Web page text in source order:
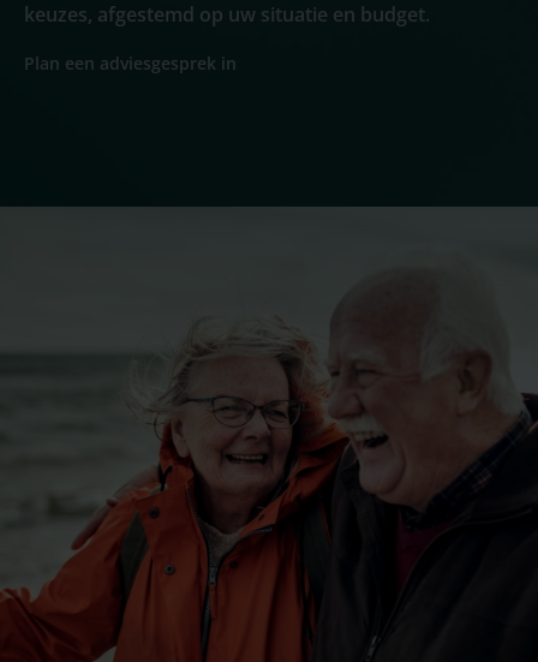
keuzes, afgestemd op uw situatie en budget.
Plan een adviesgesprek in